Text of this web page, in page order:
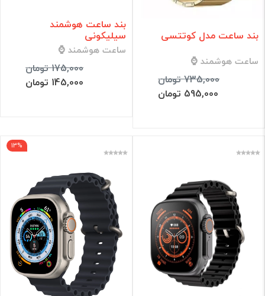
بند ساعت مدل کوتتسی
ساعت هوشمند ⌚
735,000 تومان
595,000 تومان
بند ساعت هوشمند
سیلیکونی
ساعت هوشمند ⌚
175,000 تومان
145,000 تومان
13%